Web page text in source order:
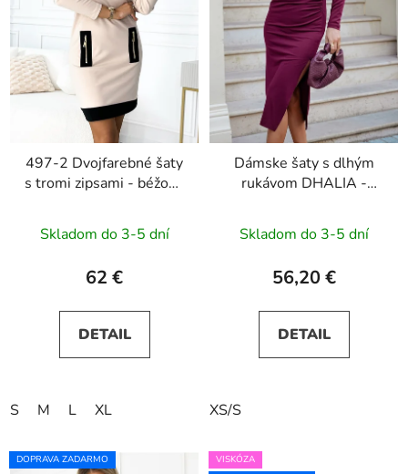
497-2 Dvojfarebné šaty
s tromi zipsami - béžové
Skladom do 3-5 dní
62 €
DETAIL
S M L XL
Dámske šaty s dlhým
rukávom DHALIA -
Skladom do 3-5 dní
56,20 €
DETAIL
XS/S
DOPRAVA ZADARMO
VISKÓZA